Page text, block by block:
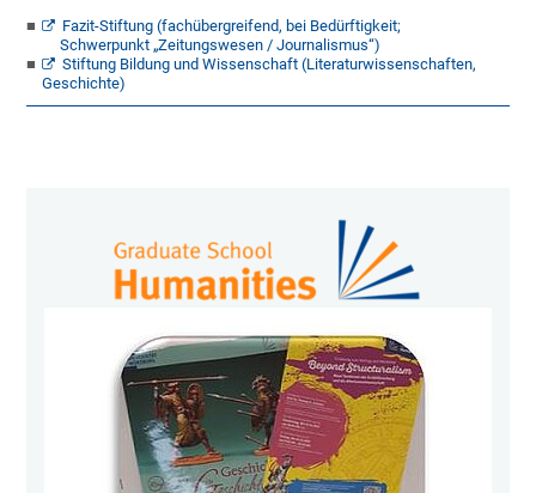
Fazit-Stiftung (fachübergreifend, bei Bedürftigkeit;
Schwerpunkt„Zeitungswesen / Journalismus“)
Stiftung Bildung und Wissenschaft (Literaturwissenschaften,
Geschichte)